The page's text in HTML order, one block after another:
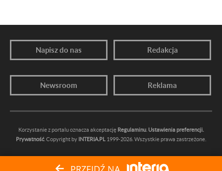
Napisz do nas Redakcja
Newsroom Reklama
Korzystanie z portalu oznacza akceptację Regulaminu Ustawienia preferencji.
Prywatność. Copyright by INTERIA.PL 1999-2026. Wszystkie prawa zastrzeżone.